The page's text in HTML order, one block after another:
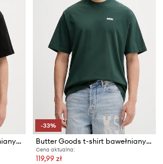
Butter Goods t-shirt bawełniany Bomb Tee
-33%
Butter Goods t-shirt bawełniany Basic Tee
Cena aktualna:
119,99 zł